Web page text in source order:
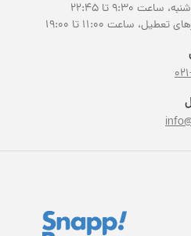
۹:۳۰ تا ۲۲:۴۵
ساعت ۱۱:۰۰ تا ۱۹:۰۰